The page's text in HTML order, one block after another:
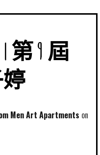
9 屆
Men Art Apartments